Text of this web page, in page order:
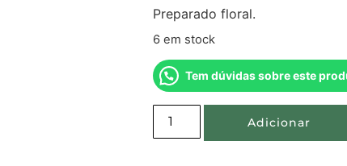
Preparado floral.
6 em stock
Tem dúvidas sobre este
Adicionar